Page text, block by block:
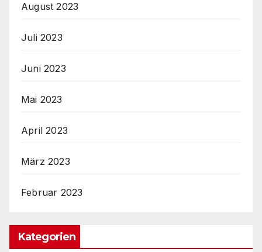
August 2023
Juli 2023
Juni 2023
Mai 2023
April 2023
März 2023
Februar 2023
Kategorien